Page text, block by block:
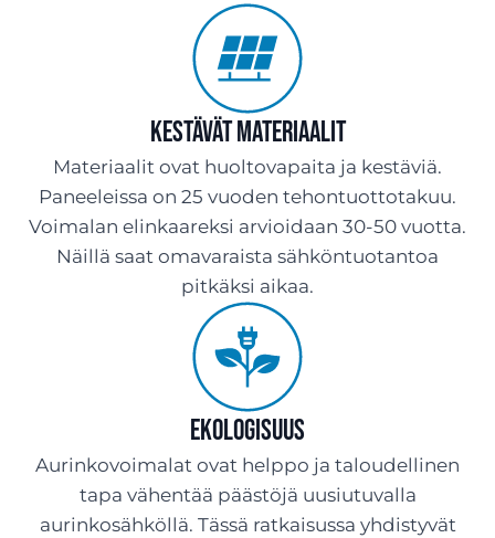
Kestävät materiaalit
Materiaalit ovat huoltovapaita ja kestäviä.
Paneeleissa on 25 vuoden tehontuottotakuu.
Voimalan elinkaareksi arvioidaan 30-50 vuotta.
Näillä saat omavaraista sähköntuotantoa
pitkäksi aikaa.
Ekologisuus
Aurinkovoimalat ovat helppo ja taloudellinen
tapa vähentää päästöjä uusiutuvalla
aurinkosähköllä. Tässä ratkaisussa yhdistyvät